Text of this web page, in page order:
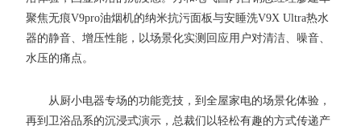
聚焦无痕V9pro油烟机的纳米抗污面板与安睡洗V9X Ultra热水
器的静音、增压性能，以场景化实测回应用户对清洁、噪音、
水压的痛点。
从厨小电器专场的功能竞技，到全屋家电的场景化体验，
再到卫浴品系的沉浸式演示，总裁们以轻松有趣的方式传递产